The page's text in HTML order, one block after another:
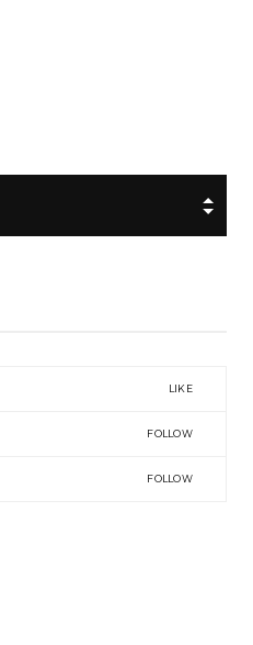
LIKE
FOLLOW
FOLLOW